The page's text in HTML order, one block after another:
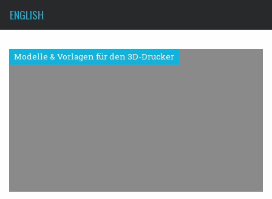
ENGLISH
Modelle & Vorlagen für den 3D-Drucker